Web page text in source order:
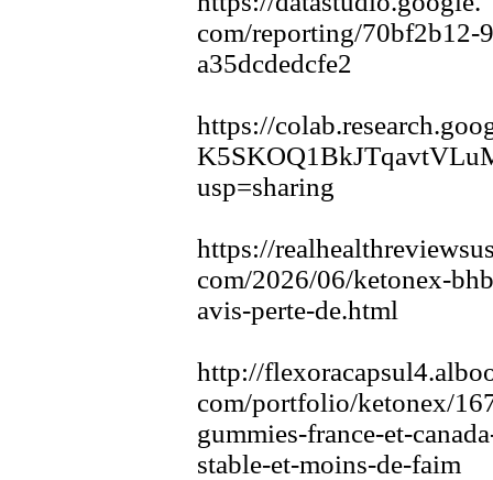
com/reporting/70bf2b12-
a35dcdedcfe2
https://colab.research.
usp=sharing
https://
com/2026/06/ketonex-
avis-perte-de.html
http://flexoracapsul4.
com/portfolio/ketonex/
gummies-france-et-
stable-et-moins-de-faim